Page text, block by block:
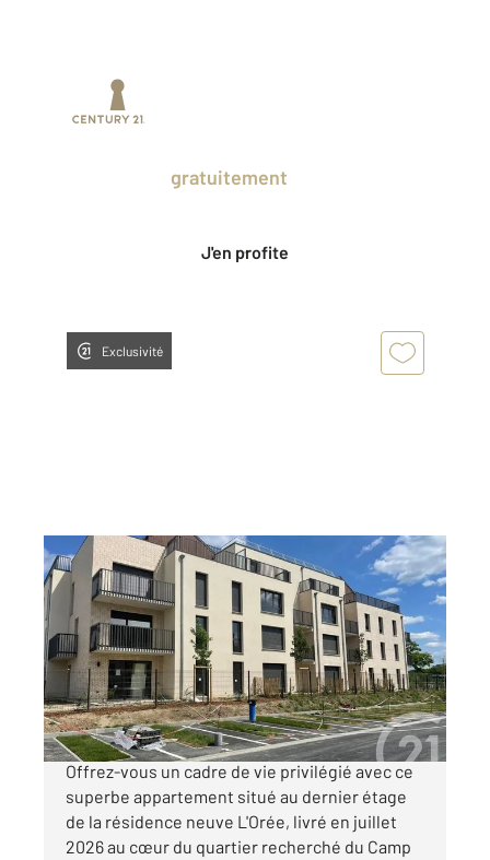
gratuitement
J'en profite
Exclusivité
COMPIEGNE 60
62,67 m 2 , 3 pièces
Ref : 18190
Appartement F3 à vendre
295 000 €
APPARTEMENT T3 NEUF - GRAND BALCON
Offrez-vous un cadre de vie privilégié avec ce
superbe appartement situé au dernier étage
de la résidence neuve L'Orée, livré en juillet
2026 au cœur du quartier recherché du Camp